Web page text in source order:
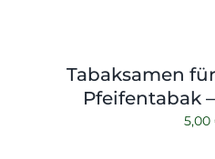
Tabaksamen
Pfeifentabak
5,00